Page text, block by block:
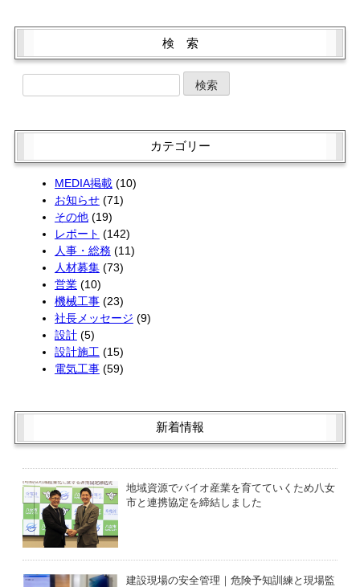
2月 (2)
5月 (2)
3月 (2)
1月 (2)
7月 (3)
5月 (2)
4月 (4)
3月 (2)
1月 (2)
7月 (1)
6月 (4)
1月 (2)
4月 (1)
2月 (4)
検 索
カテゴリー
MEDIA掲載(10)
お知らせ(71)
その他(19)
レポート (142)
人事・総務 (11)
人材募集(73)
営業(10)
機械工事(23)
社長メッセージ (9)
設計(5)
設計施工 (15)
電気工事(59)
新着情報
地域資源でバイオ産業を育てていくため八女
市と連携協定を締結しました
建設現場の安全管理｜危険予知訓練と現場監